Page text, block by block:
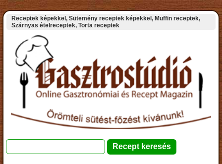
Receptek képekkel, Sütemény receptek képekkel, Muffin receptek,
Szárnyas ételreceptek, Torta receptek